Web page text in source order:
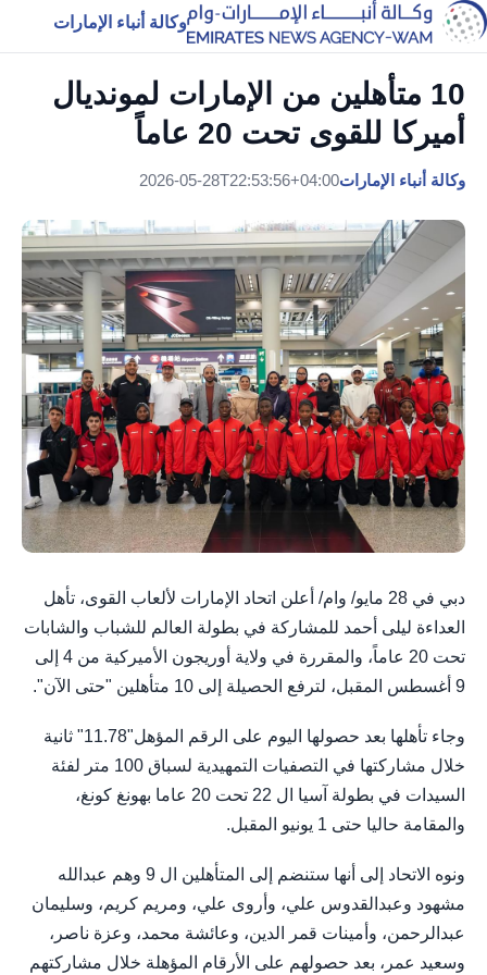
وكالة أنباء الإمارات
10 متأهلين من الإمارات لمونديال
أميركا للقوى تحت 20 عاماً
وكالة أنباء الإمارات2026-05-28T22:53:56+04:00
دبي في 28 مايو/ وام/ أعلن اتحاد الإمارات لألعاب القوى، تأهل
العداءة ليلى أحمد للمشاركة في بطولة العالم للشباب والشابات
تحت 20 عاماً، والمقررة في ولاية أوريجون الأميركية من 4 إلى
9 أغسطس المقبل، لترفع الحصيلة إلى 10 متأهلين "حتى الآن".
وجاء تأهلها بعد حصولها اليوم على الرقم المؤهل"11.78" ثانية
خلال مشاركتها في التصفيات التمهيدية لسباق 100 متر لفئة
السيدات في بطولة آسيا ال 22 تحت 20 عاما بهونغ كونغ،
والمقامة حاليا حتى 1 يونيو المقبل.
ونوه الاتحاد إلى أنها ستنضم إلى المتأهلين ال 9 وهم عبدالله
مشهود وعبدالقدوس علي، وأروى علي، ومريم كريم، وسليمان
عبدالرحمن، وأمينات قمر الدين، وعائشة محمد، وعزة ناصر،
وسعيد عمر، بعد حصولهم على الأرقام المؤهلة خلال مشاركتهم